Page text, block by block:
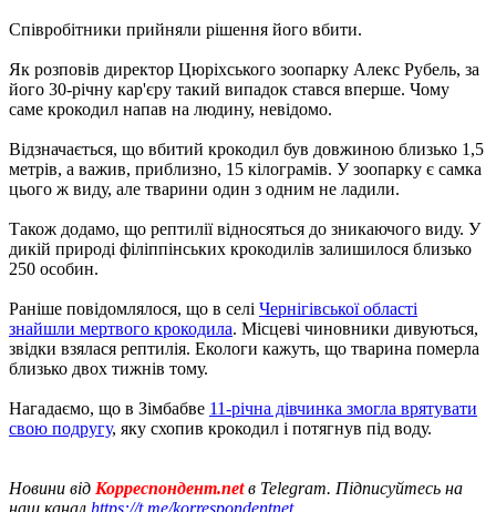
Співробітники прийняли рішення його вбити.
Як розповів директор Цюріхського зоопарку Алекс Рубель, за
його 30-річну кар'єру такий випадок стався вперше. Чому
саме крокодил напав на людину, невідомо.
Відзначається, що вбитий крокодил був довжиною близько 1,5
метрів, а важив, приблизно, 15 кілограмів. У зоопарку є самка
цього ж виду, але тварини один з одним не ладили.
Також додамо, що рептилії відносяться до зникаючого виду. У
дикій природі філіппінських крокодилів залишилося близько
250 особин.
Раніше повідомлялося, що в селі Чернігівської області
знайшли мертвого крокодила. Місцеві чиновники дивуються,
звідки взялася рептилія. Екологи кажуть, що тварина померла
близько двох тижнів тому.
Нагадаємо, що в Зімбабве 11-річна дівчинка змогла врятувати
свою подругу, яку схопив крокодил і потягнув під воду.
Новини від Корреспондент.netв Telegram. Підписуйтесь на
наш канал https://t.me/korrespondentnet